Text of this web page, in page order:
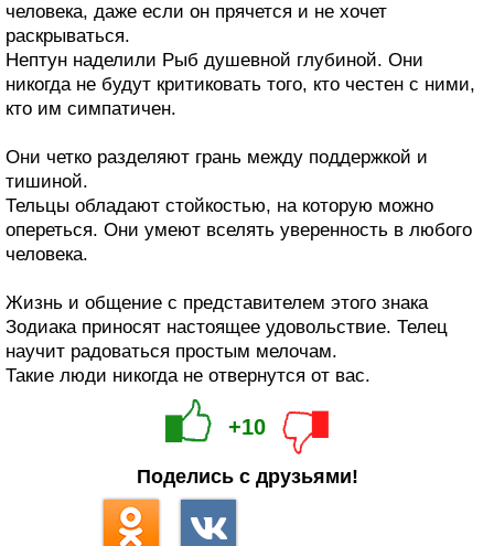
человека, даже если он прячется и не хочет
раскрываться.
Нептун наделили Рыб душевной глубиной. Они
никогда не будут критиковать того, кто честен с ними,
кто им симпатичен.
Они четко разделяют грань между поддержкой и
тишиной.
Тельцы обладают стойкостью, на которую можно
опереться. Они умеют вселять уверенность в любого
человека.
Жизнь и общение с представителем этого знака
Зодиака приносят настоящее удовольствие. Телец
научит радоваться простым мелочам.
Такие люди никогда не отвернутся от вас.
+10
Поделись с друзьями!